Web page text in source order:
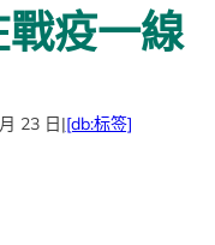
疫一線
23 日|[db:标签]